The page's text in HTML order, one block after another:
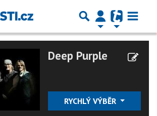
Deep Purple
RYCHLÝ VÝBĚR